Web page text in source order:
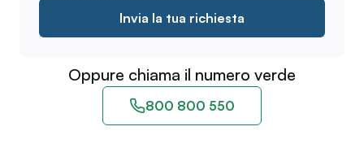
Invia la tua richiesta
Oppure chiama il numero verde
800 800 550